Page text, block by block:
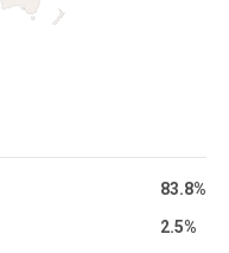
83.8%
2.5%